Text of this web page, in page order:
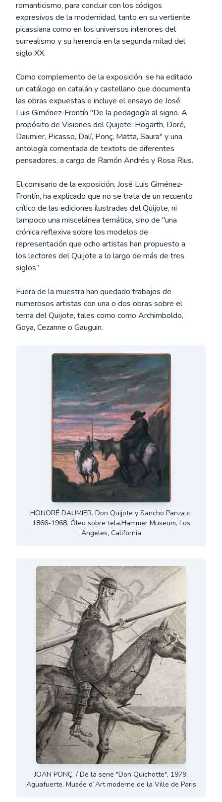
romanticismo, para concluir con los códigos
expresivos de la modernidad, tanto en su vertiente
picassiana como en los universos interiores del
surrealismo y su herencia en la segunda mitad del
siglo XX.
Como complemento de la exposición, se ha editado
un catálogo en catalán y castellano que documenta
las obras expuestas e incluye el ensayo de José
Luis Giménez-Frontín "De la pedagogía al signo. A
propósito de Visiones del Quijote: Hogarth, Doré,
Daumier, Picasso, Dalí, Ponç, Matta, Saura" y una
antología comentada de textots de diferentes
pensadores, a cargo de Ramón Andrés y Rosa Rius.
El comisario de la exposición, José Luis Giménez-
Frontín, ha explicado que no se trata de un recuento
crítico de las ediciones ilustradas del Quijote, ni
tampoco una miscelánea temática, sino de "una
crónica reflexiva sobre los modelos de
representación que ocho artistas han propuesto a
los lectores del Quijote a lo largo de más de tres
siglos”
Fuera de la muestra han quedado trabajos de
numerosos artistas con una o dos obras sobre el
tema del Quijote, tales como como Archimboldo,
Goya, Cezanne o Gauguin.
HONORÉ DAUMIER. Don Quijote y Sancho Panza c.
1866-1968. Óleo sobre tela.Hammer Museum, Los
Ángeles, California
JOAN PONÇ. / De la serie "Don Quichotte", 1979.
Aguafuerte. Musée d´Art moderne de la Ville de Paris